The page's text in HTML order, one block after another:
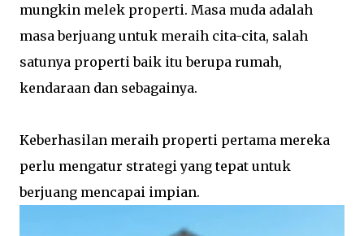
mungkin melek properti. Masa muda adalah
masa berjuang untuk meraih cita-cita, salah
satunya properti baik itu berupa rumah,
kendaraan dan sebagainya.
Keberhasilan meraih properti pertama mereka
perlu mengatur strategi yang tepat untuk
berjuang mencapai impian.